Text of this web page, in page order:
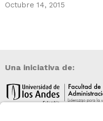
Octubre 14, 2015
Una iniciativa de: